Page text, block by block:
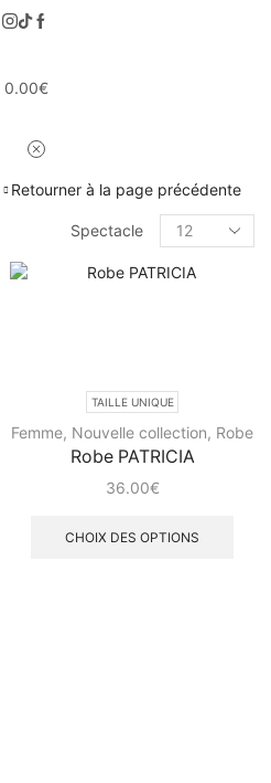
0.00€
Retourner à la page précédente
Spectacle
TAILLE UNIQUE
Femme, Nouvelle collection, Robe
Robe PATRICIA
36.00€
CHOIX DES OPTIONS